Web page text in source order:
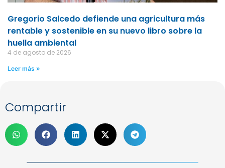
Gregorio Salcedo defiende una agricultura más
rentable y sostenible en su nuevo libro sobre la
huella ambiental
4 de agosto de 2026
Leer más »
Compartir